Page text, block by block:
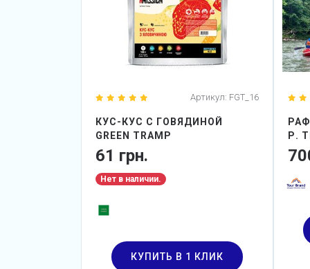
Артикул: FGT_16
КУС-КУС С ГОВЯДИНОЙ
GREEN TRAMP
61 грн.
Нет в наличии.
КУПИТЬ В 1 КЛИК
Р.